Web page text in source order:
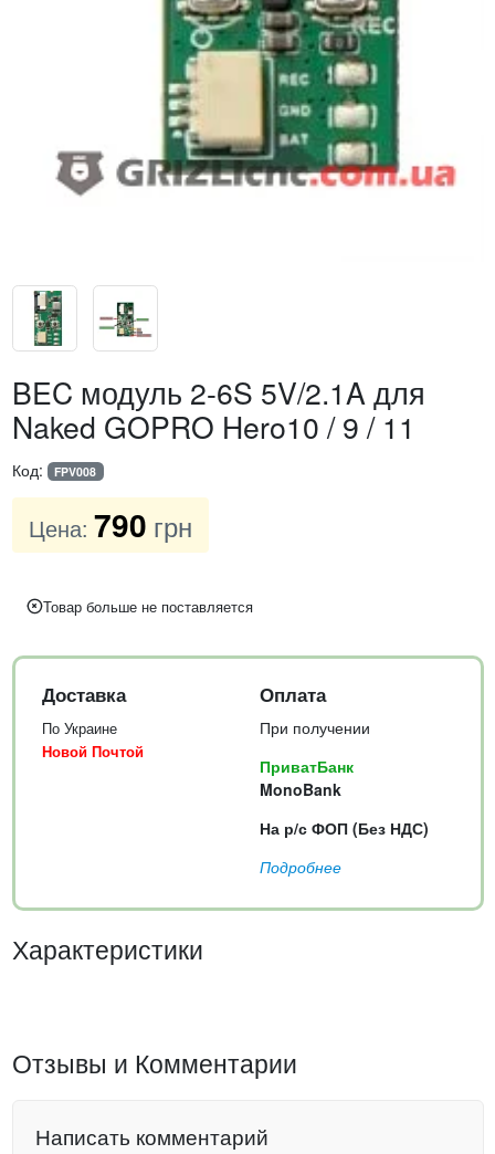
BEC модуль 2-6S 5V/2.1A для
Naked GOPRO Hero10 / 9 / 11
Код: FPV008
Цена: 790 грн
Товар больше не поставляется
Доставка
По Украине
Новой Почтой
Оплата
При получении
ПриватБанк
MonoBank
На р/с ФОП (Без НДС)
Подробнее
Характеристики
Отзывы и Комментарии
Написать комментарий